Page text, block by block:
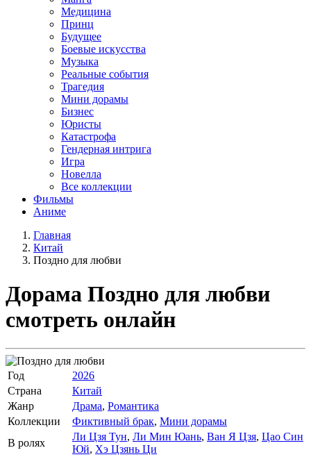
Медицина
Принц
Будущее
Боевые искусства
Музыка
Реальные события
Трагедия
Мини дорамы
Бизнес
Юристы
Катастрофа
Гендерная интрига
Игра
Новелла
Все коллекции
Фильмы
Аниме
Главная
Китай
Поздно для любви
Дорама Поздно для любви
смотреть онлайн
Год
2026
Страна
Китай
Жанр
Драма, Романтика
Коллекции
Фиктивный брак, Мини дорамы
В ролях
Ли Цзя Тун, Ли Мин Юань, Ван Я Цзя, Цао Син
Юй, Хэ Цзянь Ци